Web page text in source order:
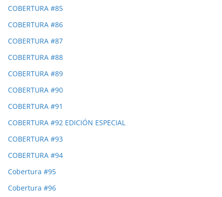
COBERTURA #85
COBERTURA #86
COBERTURA #87
COBERTURA #88
COBERTURA #89
COBERTURA #90
COBERTURA #91
COBERTURA #92 EDICIÓN ESPECIAL
COBERTURA #93
COBERTURA #94
Cobertura #95
Cobertura #96